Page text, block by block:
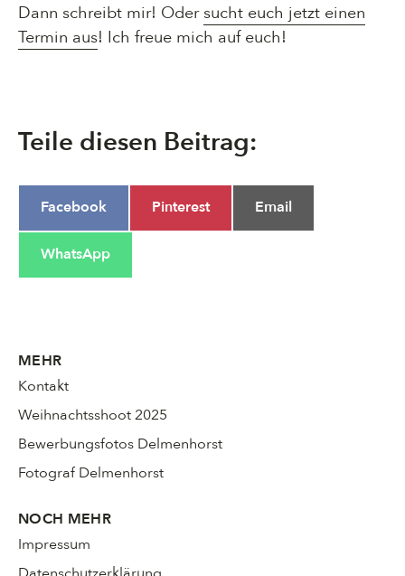
Dann schreibt mir! Oder sucht euch jetzt einen
Termin aus! Ich freue mich auf euch!
Teile diesen Beitrag:
Share
Facebook Share
Pinterest Share
Email
Share
WhatsApp
MEHR
Kontakt
Weihnachtsshoot 2025
Bewerbungsfotos Delmenhorst
Fotograf Delmenhorst
NOCH MEHR
Impressum